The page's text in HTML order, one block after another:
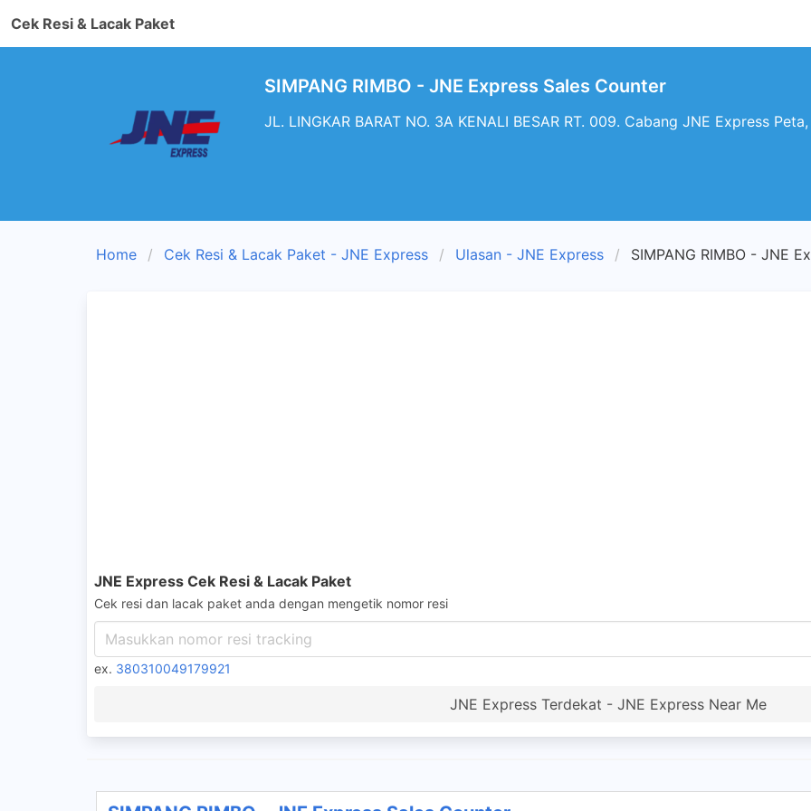
Cek Resi & Lacak Paket
SIMPANG RIMBO - JNE Express Sales Counter
JL. LINGKAR BARAT NO. 3A KENALI BESAR RT. 009. Cabang JNE Express
Home Cek Resi & Lacak Paket - JNE Express Ulasan - JNE Express SIMPANG RIMBO - JNE
JNE Express Cek Resi & Lacak Paket
Cek resi dan lacak paket anda dengan mengetik nomor resi
ex. 380310049179921
JNE Express Terdekat - JNE Express Near Me